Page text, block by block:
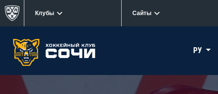
Клубы Сайты
РУ